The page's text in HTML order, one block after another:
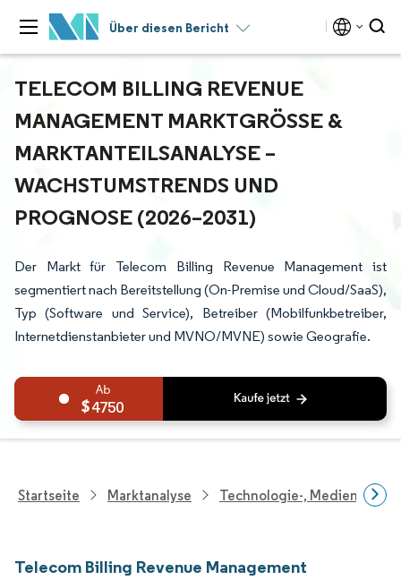
Über diesen Bericht
TELECOM BILLING REVENUE
MANAGEMENT MARKTGRÖSSE & M
ARKTANTEILSANALYSE – W
ACHSTUMSTRENDS UND P
ROGNOSE (2026–2031)
Der Markt für Telecom Billing Revenue Management ist
segmentiert nach Bereitstellung (On-Premise und Cloud/SaaS),
Typ (Software und Service), Betreiber (Mobilfunkbetreiber,
Internetdienstanbieter und MVNO/MVNE) sowie Geografie.
4750
Startseite Marktanalyse Technologie-, Medien- Und
Telecom Billing Revenue Management